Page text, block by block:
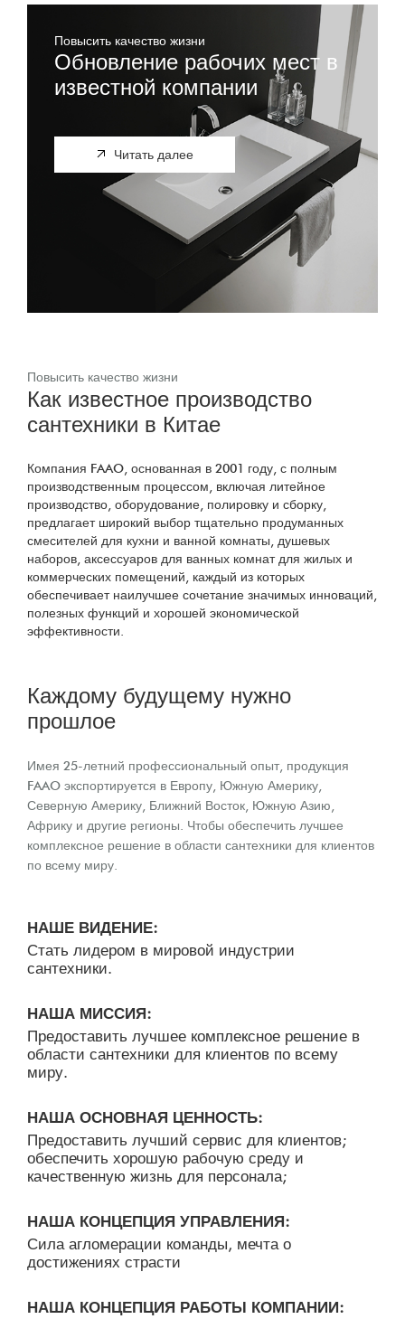
Повысить качество жизни
Обновление рабочих мест в
известной компании
Читать далее
Повысить качество жизни
Как известное производство
сантехники в Китае
Компания FAAO, основанная в 2001 году, с полным
производственным процессом, включая литейное
производство, оборудование, полировку и сборку,
предлагает широкий выбор тщательно продуманных
смесителей для кухни и ванной комнаты, душевых
наборов, аксессуаров для ванных комнат для жилых и
коммерческих помещений, каждый из которых
обеспечивает наилучшее сочетание значимых инноваций,
полезных функций и хорошей экономической
эффективности.
Каждому будущему нужно
прошлое
Имея 25-летний профессиональный опыт, продукция
FAAO экспортируется в Европу, Южную Америку,
Северную Америку, Ближний Восток, Южную Азию,
Африку и другие регионы. Чтобы обеспечить лучшее
комплексное решение в области сантехники для клиентов
по всему миру.
НАШЕ ВИДЕНИЕ:
Стать лидером в мировой индустрии
сантехники.
НАША МИССИЯ:
Предоставить лучшее комплексное решение в
области сантехники для клиентов по всему
миру.
НАША ОСНОВНАЯ ЦЕННОСТЬ:
Предоставить лучший сервис для клиентов;
обеспечить хорошую рабочую среду и
качественную жизнь для персонала;
НАША КОНЦЕПЦИЯ УПРАВЛЕНИЯ:
Сила агломерации команды, мечта о
достижениях страсти
НАША КОНЦЕПЦИЯ РАБОТЫ КОМПАНИИ: